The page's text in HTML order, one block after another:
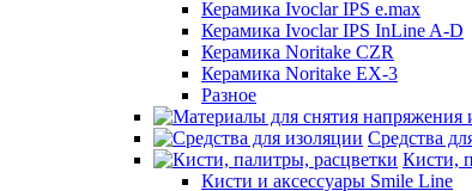
Керамика Ivoclar IPS e.max
Керамика Ivoclar IPS InLine A-D
Керамика Noritake CZR
Керамика Noritake EX-3
Разное
Средства
Кисти,
Кисти и аксессуары Smile Line